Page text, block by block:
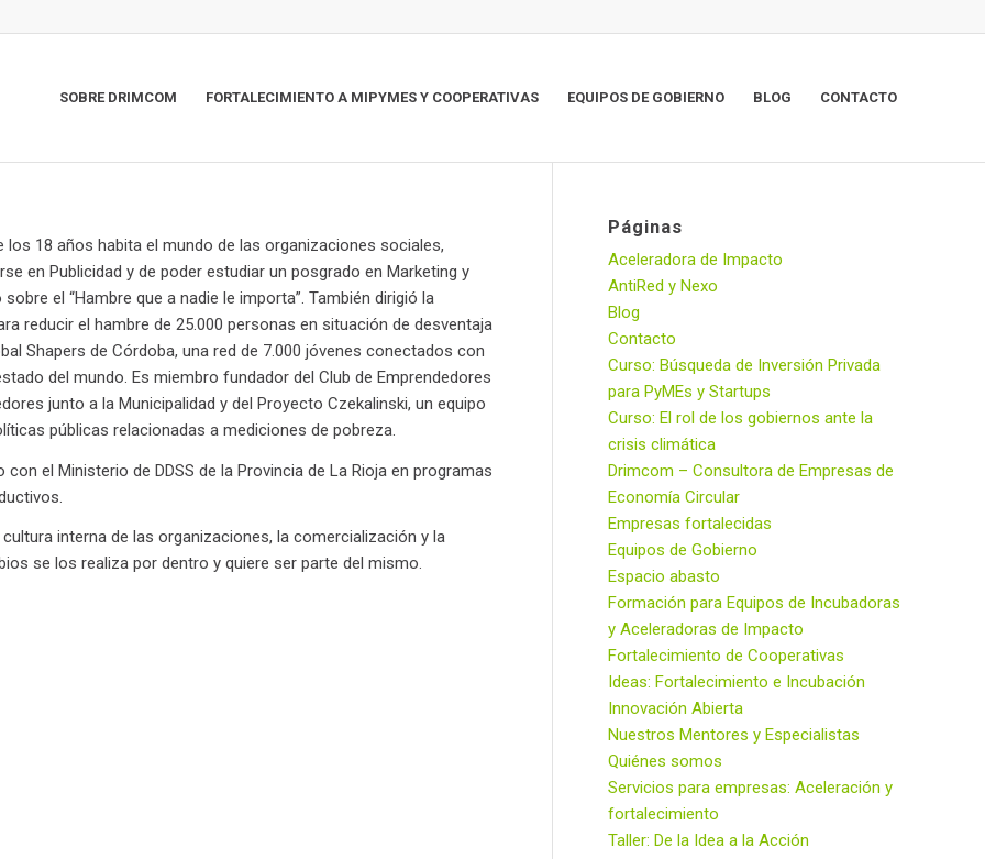
SOBRE DRIMCOM FORTALECIMIENTO A MIPYMES Y COOPERATIVAS EQUIPOS DE GOBIERNO BLOG CONTACTO
18 años habita el mundo de las organizaciones sociales,
en Publicidad y de poder estudiar un posgrado en Marketing y
el “Hambre que a nadie le importa”. También dirigió la
reducir el hambre de 25.000 personas en situación de desventaja
Shapers de Córdoba, una red de 7.000 jóvenes conectados con
del mundo. Es miembro fundador del Club de Emprendedores
junto a la Municipalidad y del Proyecto Czekalinski, un equipo
públicas relacionadas a mediciones de pobreza.
el Ministerio de DDSS de la Provincia de La Rioja en programas
interna de las organizaciones, la comercialización y la
se los realiza por dentro y quiere ser parte del mismo.
Páginas
Aceleradora de Impacto
AntiRed y Nexo
Blog
Contacto
Curso: Búsqueda de Inversión Privada
para PyMEs y Startups
Curso: El rol de los gobiernos ante la
crisis climática
Drimcom – Consultora de Empresas de
Economía Circular
Empresas fortalecidas
Equipos de Gobierno
Espacio abasto
Formación para Equipos de Incubadoras
y Aceleradoras de Impacto
Fortalecimiento de Cooperativas
Ideas: Fortalecimiento e Incubación
Innovación Abierta
Nuestros Mentores y Especialistas
Quiénes somos
Servicios para empresas: Aceleración y
fortalecimiento
Taller: De la Idea a la Acción